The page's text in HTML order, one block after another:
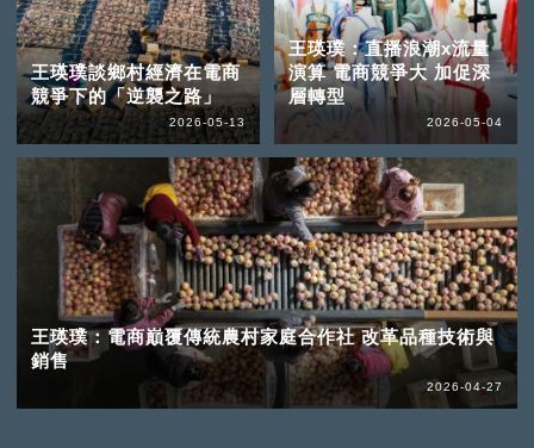
王瑛璞談鄉村經濟在電商
競爭下的「逆襲之路」
2026-05-13
王瑛璞：直播浪潮x流量
演算 電商競爭大 加促深
層轉型
2026-05-04
王瑛璞：電商巔覆傳統農村家庭合作社 改革品種技術與
銷售
2026-04-27